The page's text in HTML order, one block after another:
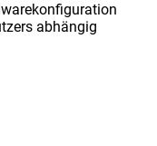
abhängig